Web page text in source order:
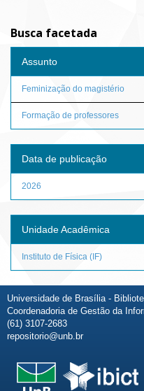
Busca facetada
Assunto
Feminização do magistério
Formação de professores
Data de publicação
2026
Unidade Acadêmica
Instituto de Física (IF)
Universidade de Brasília -
Coordenadoria de Gestão da
(61) 3107-2683
repositorio@unb.br